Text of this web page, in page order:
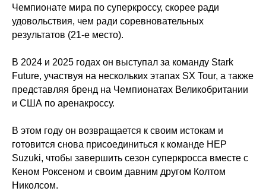
Чемпионате мира по суперкроссу, скорее ради
удовольствия, чем ради соревновательных
результатов (21-е место).
В 2024 и 2025 годах он выступал за команду Stark
Future, участвуя на нескольких этапах SX Tour, а также
представляя бренд на Чемпионатах Великобритании
и США по аренакроссу.
В этом году он возвращается к своим истокам и
готовится снова присоединиться к команде HEP
Suzuki, чтобы завершить сезон суперкросса вместе с
Кеном Роксеном и своим давним другом Колтом
Николсом.